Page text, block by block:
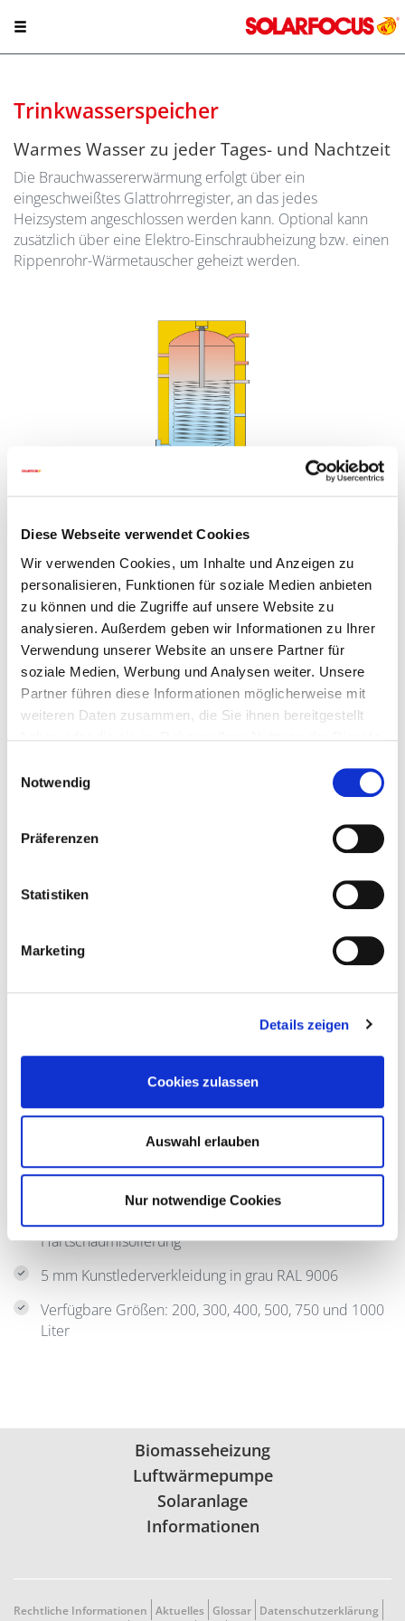
Diese Webseite verwendet Cookies
Wir verwenden Cookies, um Inhalte und Anzeigen zu
personalisieren, Funktionen für soziale Medien anbieten
zu können und die Zugriffe auf unsere Website zu
analysieren. Außerdem geben wir Informationen zu Ihrer
Verwendung unserer Website an unsere Partner für
soziale Medien, Werbung und Analysen weiter. Unsere
Partner führen diese Informationen möglicherweise mit
weiteren Daten zusammen, die Sie ihnen bereitgestellt
Notwendig
Präferenzen
Statistiken
Marketing
Details zeigen
Cookies zulassen
Auswahl erlauben
Nur notwendige Cookies
Trinkwasserspeicher
Warmes Wasser zu jeder Tages- und Nachtzeit
Die Brauchwassererwärmung erfolgt über ein
eingeschweißtes Glattrohrregister, an das jedes
Heizsystem angeschlossen werden kann. Optional kann
zusätzlich über eine Elektro-Einschraubheizung bzw. einen
Rippenrohr-Wärmetauscher geheizt werden.
Stahlspeicher mit Emaillierung mit einem
tiefgezogenem Heizregister zur Nachheizung
Magnesium-Opferanode
Direkt aufgeschäumte 50 mm PU-
Hartschaumisolierung
5 mm Kunstlederverkleidung in grau RAL 9006
Trinkwasserspeicher ECOLINE bivalent
Stahlspeicher mit Emaillierung und zwei
Bis 500 l mit Magnesium-Opferanode, ab 750 l mit
Direkt aufgeschäumte 50 mm PU-
Hartschaumisolierung
5 mm Kunstlederverkleidung in grau RAL 9006
Verfügbare Größen: 200, 300, 400, 500, 750 und 1000
Liter
Biomasseheizung
Luftwärmepumpe
Solaranlage
Informationen
Rechtliche Informationen Aktuelles Glossar Datenschutzerklärung